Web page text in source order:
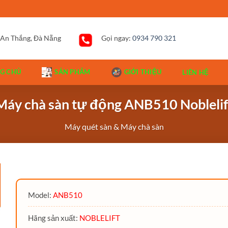
Thắng, Đà Nẵng Gọi ngay: 0934 790 321
CHỦ SẢN PHẨM GIỚI THIỆU LIÊN HỆ
chà sàn tự động ANB510
Máy quét sàn & Máy chà sàn
Model: ANB510
Hãng sản xuất: NOBLELIFT